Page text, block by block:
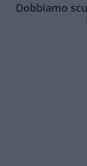
Dobbiamo